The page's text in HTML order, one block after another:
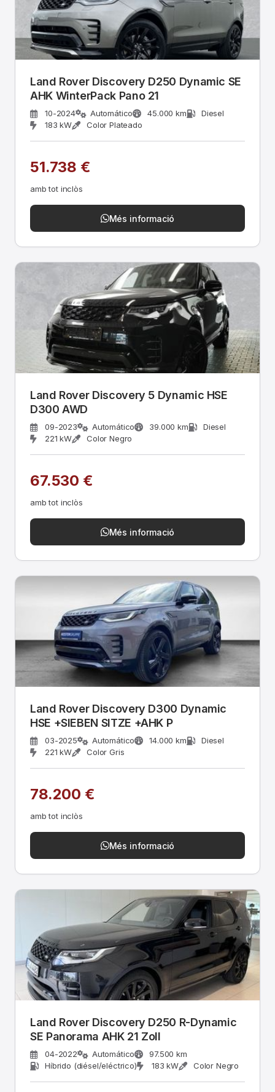
Land Rover Discovery D250 Dynamic SE
AHK WinterPack Pano 21
10-2024 Automático 45.000 km
Diesel
183 kW
Color Plateado
51.738 €
amb tot inclòs
Més informació
Land Rover Discovery 5 Dynamic HSE
D300 AWD
09-2023 Automático 39.000 km
Diesel
221 kW
Color Negro
67.530 €
amb tot inclòs
Més informació
Land Rover Discovery D300 Dynamic
HSE +SIEBEN SITZE +AHK P
03-2025 Automático 14.000 km
Diesel
221 kW
Color Gris
78.200 €
amb tot inclòs
Més informació
Land Rover Discovery D250 R-Dynamic
SE Panorama AHK 21 Zoll
04-2022 Automático
97.500 km
Híbrido (diésel/eléctrico)
183 kW Color Negro